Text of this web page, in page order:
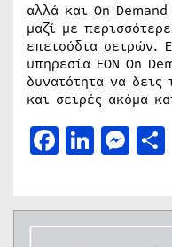
αλλά και On
μαζί με
επεισόδια σειρών.
υπηρεσία ΕΟΝ On
δυνατότητα να δεις
και σειρές ακόμα
Facebook